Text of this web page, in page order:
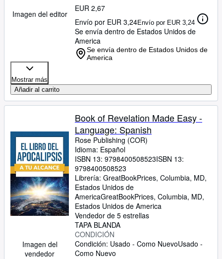
Imagen del editor
EUR 2,67
Envío por EUR 3,24Envío por EUR 3,24
Se envía dentro de Estados Unidos de
America
Se envía dentro de Estados Unidos de
America
Mostrar más
Añadir al carrito
Imagen del
vendedor
Book of Revelation Made Easy -
Language: Spanish
Rose Publishing (COR)
Idioma: Español
ISBN 13: 9798400508523ISBN 13:
9798400508523
Librería: GreatBookPrices, Columbia, MD,
Estados Unidos de
AmericaGreatBookPrices, Columbia, MD,
Estados Unidos de America
Vendedor de 5 estrellas
TAPA BLANDA
CONDICIÓN
Condición: Usado - Como NuevoUsado -
Como Nuevo